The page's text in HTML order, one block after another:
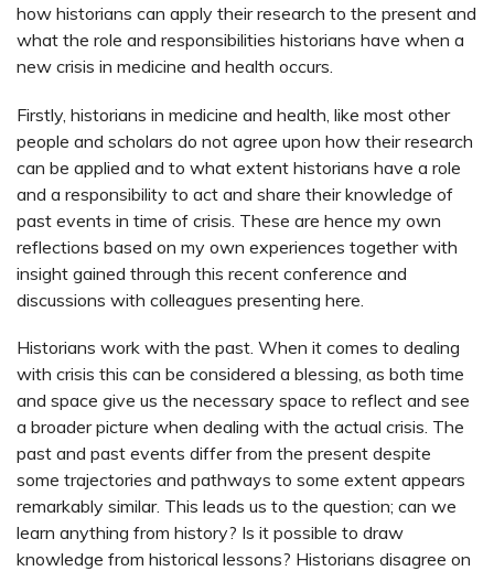
how historians can apply their research to the present and
what the role and responsibilities historians have when a
new crisis in medicine and health occurs.
Firstly, historians in medicine and health, like most other
people and scholars do not agree upon how their research
can be applied and to what extent historians have a role
and a responsibility to act and share their knowledge of
past events in time of crisis. These are hence my own
reflections based on my own experiences together with
insight gained through this recent conference and
discussions with colleagues presenting here.
Historians work with the past. When it comes to dealing
with crisis this can be considered a blessing, as both time
and space give us the necessary space to reflect and see
a broader picture when dealing with the actual crisis. The
past and past events differ from the present despite
some trajectories and pathways to some extent appears
remarkably similar. This leads us to the question; can we
learn anything from history? Is it possible to draw
knowledge from historical lessons? Historians disagree on